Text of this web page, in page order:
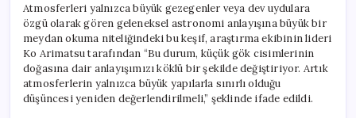
Atmosferleri yalnızca büyük gezegenler veya dev uydulara
özgü olarak gören geleneksel astronomi anlayışına büyük bir
meydan okuma niteliğindeki bu keşif, araştırma ekibinin lideri
Ko Arimatsu tarafından “Bu durum, küçük gök cisimlerinin
doğasına dair anlayışımızı köklü bir şekilde değiştiriyor. Artık
atmosferlerin yalnızca büyük yapılarla sınırlı olduğu
düşüncesi yeniden değerlendirilmeli,” şeklinde ifade edildi.